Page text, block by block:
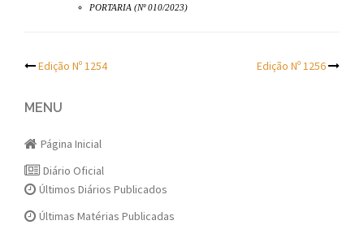
PORTARIA (Nº 010/2023)
Post
navigation
Edição Nº 1254 Edição Nº 1256
MENU
Página Inicial
Diário Oficial
Últimos Diários Publicados
Últimas Matérias Publicadas